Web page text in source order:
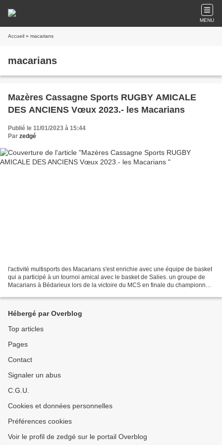
MENU
Accueil » macarians
macarians
Mazères Cassagne Sports RUGBY AMICALE
DES ANCIENS Vœux 2023.- les Macarians
Publié le 11/01/2023 à 15:44
Par zedgé
l'activité multisports des Macarians s'est enrichie avec une équipe de basket
qui a participé à un tournoi amical avec le basket de Salies. un groupe de
Macarians à Bédarieux lors de la victoire du MCS en finale du championnat
Hébergé par Overblog
Top articles
Pages
Contact
Signaler un abus
C.G.U.
Cookies et données personnelles
Préférences cookies
Voir le profil de zedgé sur le portail Overblog